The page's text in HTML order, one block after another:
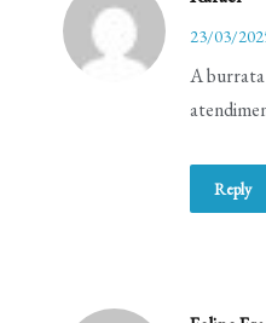
23/03/
A burrata
Reply